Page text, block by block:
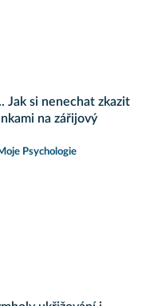
Jak si nenechat zkazit
na zářijový
Psychologie